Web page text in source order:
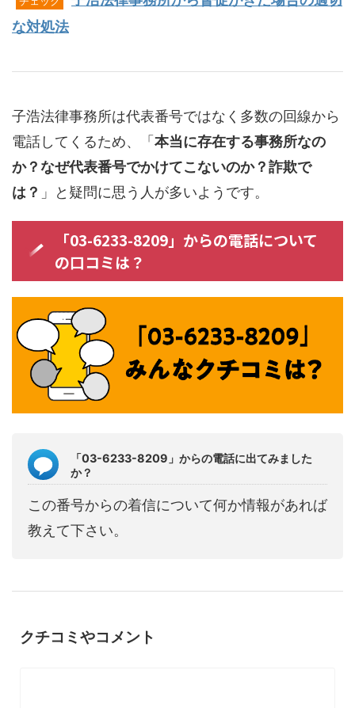
な対処法
子浩法律事務所は代表番号ではなく多数の回線から
電話してくるため、「本当に存在する事務所なの
か？なぜ代表番号でかけてこないのか？詐欺で
は？ 」と疑問に思う人が多いようです。
「03-6233-8209」からの電話について
の口コミは？
「03-6233-8209」からの電話に出てみました
か？
この番号からの着信について何か情報があれば
教えて下さい。
クチコミやコメント